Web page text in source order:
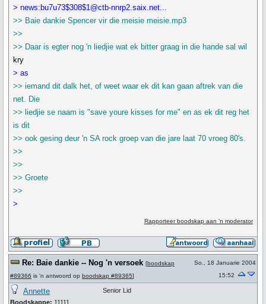
> news:bu7u73$308$1@ctb-nnrp2.saix.net...
>> Baie dankie Spencer vir die meisie meisie.mp3
>>
>> Daar is egter nog 'n liedjie wat ek bitter graag in die hande sal wil
kry
> as
>> iemand dit dalk het, of weet waar ek dit kan gaan aftrek van die
net. Die
>> liedjie se naam is "save youre kisses for me" en as ek dit reg het
is dit
>> ook gesing deur 'n SA rock groep van die jare laat 70 vroeg 80's.
>>
>>
>> Groete
>>
>
Rapporteer boodskap aan 'n moderator
Re: Baie dankie -- Nog 'n versoek [boodskap
#89366 is 'n antwoord op boodskap #89365]
So., 18 Januarie 2004
15:52
Annette
Boodskappe: 11111
Senior Lid